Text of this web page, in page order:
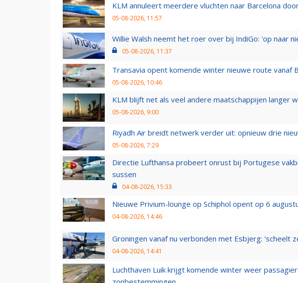
KLM annuleert meerdere vluchten naar Barcelona
05-08-2026, 11:57
Willie Walsh neemt het roer over bij IndiGo: 'op naar
05-08-2026, 11:37
Transavia opent komende winter nieuwe route vanaf
05-08-2026, 10:46
KLM blijft net als veel andere maatschappijen langer
05-08-2026, 9:00
Riyadh Air breidt netwerk verder uit: opnieuw drie
05-08-2026, 7:29
Directie Lufthansa probeert onrust bij Portugese
sussen
04-08-2026, 15:33
Nieuwe Privium-lounge op Schiphol opent op 6
04-08-2026, 14:46
Groningen vanaf nu verbonden met Esbjerg: 'scheelt
04-08-2026, 14:41
Luchthaven Luik krijgt komende winter weer